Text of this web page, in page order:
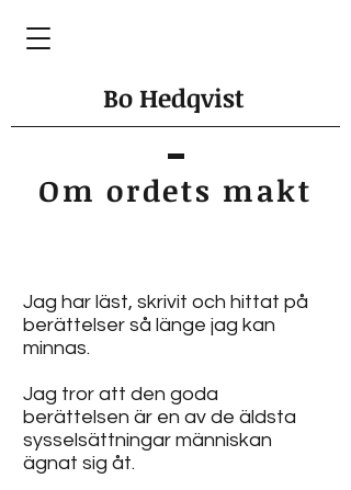
BoHedqvist
Om ordets makt
Jag har läst, skrivit och hittat på
berättelser så länge jag kan
minnas.
Jag tror att den goda
berättelsen är en av de äldsta
sysselsättningar människan
ägnat sig åt.